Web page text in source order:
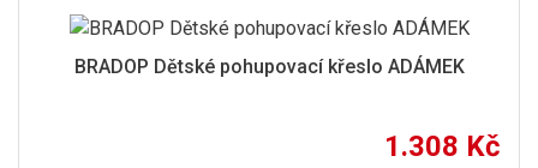
BRADOP Dětské pohupovací křeslo ADÁMEK
1.308 Kč